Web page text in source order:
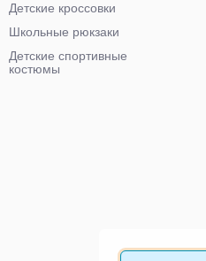
Детские кроссовки
Школьные рюкзаки
Детские спортивные
костюмы